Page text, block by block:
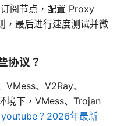
阅节点，配置 Proxy
最后进行速度测试并微
协议？
、V2Ray、
境下，VMess、Trojan
youtube？2026年最新